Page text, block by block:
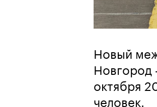
Новый
Новгород
октября
человек.